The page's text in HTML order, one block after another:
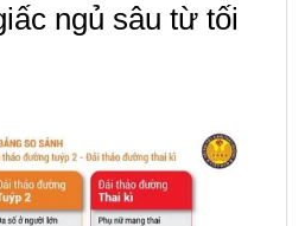
ngủ sâu từ tối